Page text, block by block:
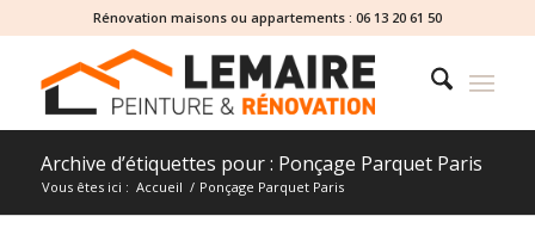
Rénovation maisons ou appartements : 06 13 20 61 50
Archive d’étiquettes pour : Ponçage Parquet Paris
Vous êtes ici : Accueil / Ponçage Parquet Paris